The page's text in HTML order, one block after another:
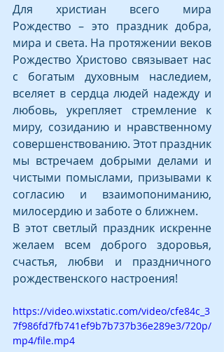
Для христиан всего мира
Рождество – это праздник добра,
мира и света. На протяжении веков
Рождество Христово связывает нас
с богатым духовным наследием,
вселяет в сердца людей надежду и
любовь, укрепляет стремление к
миру, созиданию и нравственному
совершенствованию. Этот праздник
мы встречаем добрыми делами и
чистыми помыслами, призывами к
согласию и взаимопониманию,
милосердию и заботе о ближнем.
В этот светлый праздник искренне
желаем всем доброго здоровья,
счастья, любви и праздничного
рождественского настроения!
https://video.wixstatic.com/video/cfe84c_3
7f986fd7fb741ef9b7b737b36e289e3/720p/
mp4/file.mp4